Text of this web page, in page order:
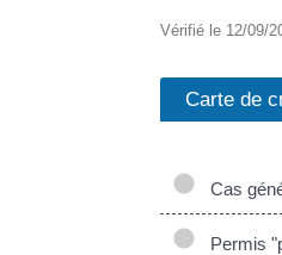
Vérifié le 12/09/
Carte de
Cas
Permis